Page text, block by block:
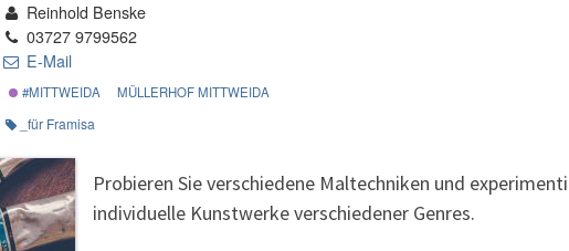
Reinhold Benske
03727 9799562
E-Mail
#MITTWEIDA MÜLLERHOF MITTWEIDA
_für Framisa
Probieren Sie verschiedene Maltechniken und
individuelle Kunstwerke verschiedener Genres.